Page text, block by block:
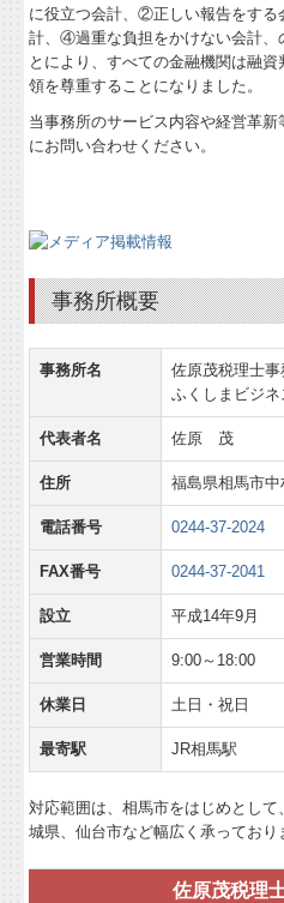
事務所概要
事務所名
佐原茂税理士事
ふくしまビジ
代表者名 佐原 茂
住所 福島県相馬市
電話番号 0244-37-2024
FAX番号 0244-37-2041
設立 平成14年9月
営業時間 9:00～18:00
休業日 土日・祝日
最寄駅 JR相馬駅
対応範囲は、相馬市をはじめとし
城県、仙台市など幅広く承っており
佐原茂税理
に役立つ会計、②正しい報告をす
計、④過重な負担をかけない会計、
とにより、すべての金融機関は融
領を尊重することになりました。
当事務所のサービス内容や経営革
にお問い合わせください。